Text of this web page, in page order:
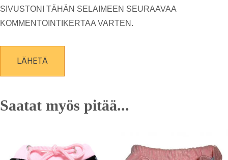
SIVUSTONI TÄHÄN SELAIMEEN SEURAAVAA
KOMMENTOINTIKERTAA VARTEN.
Saatat myös pitää...